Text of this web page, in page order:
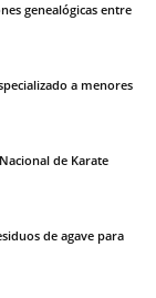
genealógicas entre
a menores
de Karate
de agave para